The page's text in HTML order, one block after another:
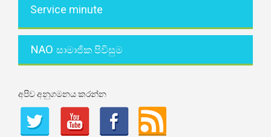
Service minute
NAO සාමාජික පිවිසුම
අපිව අනුගමනය කරන්න